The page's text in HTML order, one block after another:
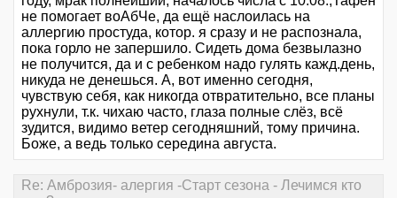
не помогает воАбЧе, да ещё наслоилась на
аллергию простуда, котор. я сразу и не распознала,
пока горло не запершило. Сидеть дома безвылазно
не получится, да и с ребенком надо гулять кажд.день,
никуда не денешься. А, вот именно сегодня,
чувствую себя, как никогда отвратительно, все планы
рухнули, т.к. чихаю часто, глаза полные слёз, всё
зудится, видимо ветер сегодняшний, тому причина.
Боже, а ведь только середина августа.
Re: Амброзия- алергия -Старт сезона - Лечимся кто